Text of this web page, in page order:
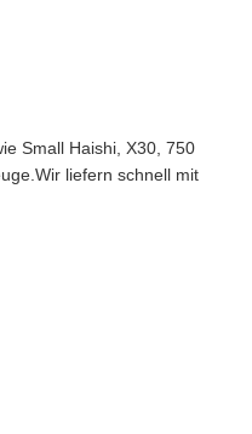
Small Haishi, X30, 750
liefern schnell mit